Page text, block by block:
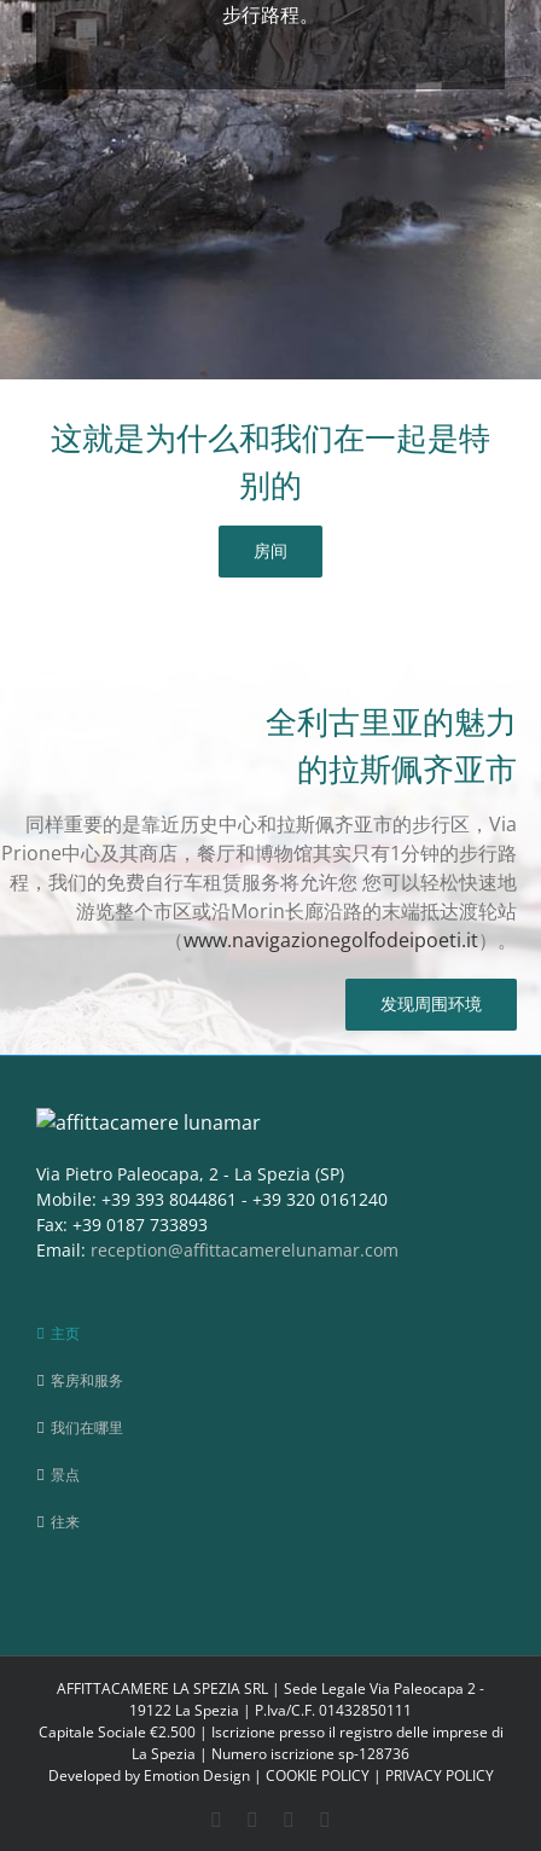
步行路程。
这就是为什么和我们在一起是特
别的
房间
全利古里亚的魅力
的拉斯佩齐亚市
同样重要的是靠近历史中心和拉斯佩齐亚市的步行区，Via
Prione中心及其商店，餐厅和博物馆其实只有1分钟的步行路
程，我们的免费自行车租赁服务将允许您 您可以轻松快速地
游览整个市区或沿Morin长廊沿路的末端抵达渡轮站
（www.navigazionegolfodeipoeti.it）。
发现周围环境
Via Pietro Paleocapa, 2 - La Spezia (SP)
Mobile: +39 393 8044861 - +39 320 0161240
Fax: +39 0187 733893
Email: reception@affittacamerelunamar.com
主页
客房和服务
我们在哪里
景点
往来
AFFITTACAMERE LA SPEZIA SRL | Sede Legale Via Paleocapa 2 -
19122 La Spezia | P.Iva/C.F. 01432850111
Capitale Sociale €2.500 | Iscrizione presso il registro delle imprese di
La Spezia | Numero iscrizione sp-128736
Developed by Emotion Design| COOKIE POLICY| PRIVACY POLICY
FacebookGoogle+Instagram